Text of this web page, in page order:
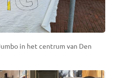
in het centrum van Den